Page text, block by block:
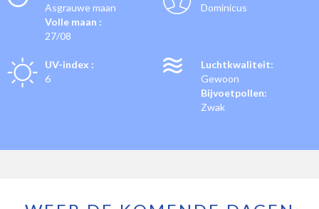
Asgrauwe maan
Volle maan :
27/08
Dominicus
UV-index :
6
Luchtkwaliteit:
Gewoon
Bijvoetpollen:
Zwak